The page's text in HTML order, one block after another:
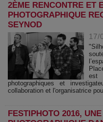
2ÈME RENCONTRE ET
PHOTOGRAPHIQUE
SEYNOD
17/
photographiques et
collaboration et l'organisatrice
FESTIPHOTO 2016,